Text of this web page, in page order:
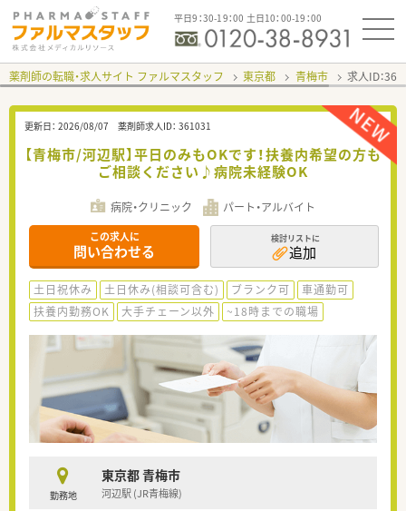
平日9：30-19：00 土日10：00-19：00
薬剤師の転職・求人サイト ファルマスタッフ 東京都 青梅市 求人ID：
更新日： 2026/08/07 薬剤師求人ID： 361031
【青梅市/河辺駅】平日のみもOKです！扶養内希望の方も
ご相談ください♪病院未経験OK
病院・クリニック パート・アルバイト
この求人に
問い合わせる
検討リストに
追加
土日祝休み 土日休み(相談可含む) ブランク可
車通勤可
扶養内勤務OK
大手チェーン以外 ~18時までの職場
勤務地
東京都 青梅市
河辺駅 (JR青梅線)